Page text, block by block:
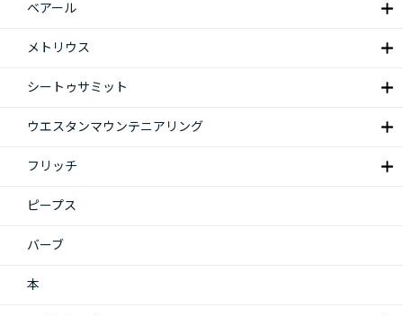
ベアール
メトリウス
シートゥサミット
ウエスタンマウンテニアリング
フリッチ
ピープス
バーブ
本